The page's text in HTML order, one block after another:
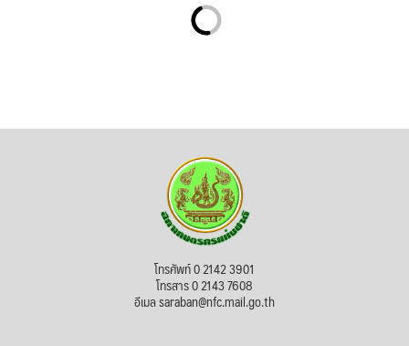
โทรศัพท์ 0 2142 3901
โทรสาร 0 2143 7608
อีเมล saraban@nfc.mail.go.th